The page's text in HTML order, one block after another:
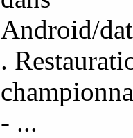
Android/
.
- ...